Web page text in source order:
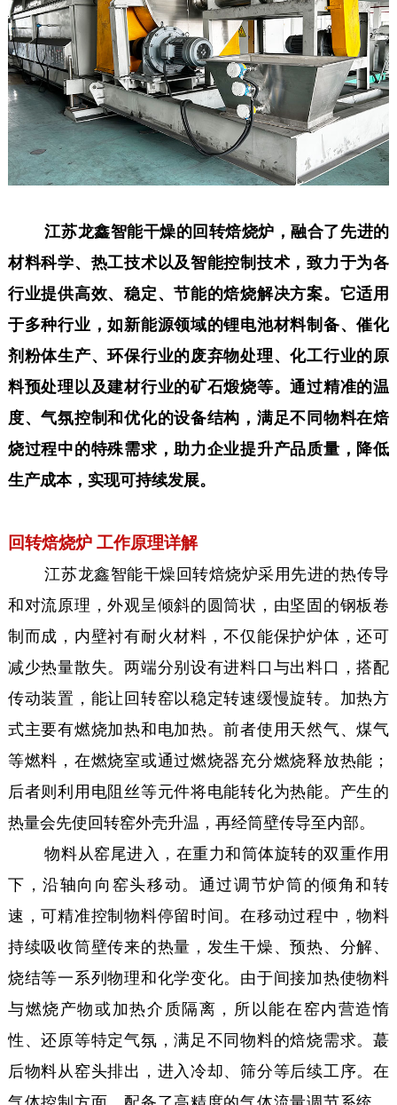
江苏龙鑫智能干燥的回转焙烧炉，融合了先进的
材料科学、热工技术以及智能控制技术，致力于为各
行业提供高效、稳定、节能的焙烧解决方案。它适用
于多种行业，如新能源领域的锂电池材料制备、催化
剂粉体生产、环保行业的废弃物处理、化工行业的原
料预处理以及建材行业的矿石煅烧等。通过精准的温
度、气氛控制和优化的设备结构，满足不同物料在焙
烧过程中的特殊需求，助力企业提升产品质量，降低
生产成本，实现可持续发展。
回转焙烧炉 工作原理详解
江苏龙鑫智能干燥回转焙烧炉采用先进的热传导
和对流原理，外观呈倾斜的圆筒状，由坚固的钢板卷
制而成，内壁衬有耐火材料，不仅能保护炉体，还可
减少热量散失。两端分别设有进料口与出料口，搭配
传动装置，能让回转窑以稳定转速缓慢旋转。加热方
式主要有燃烧加热和电加热。前者使用天然气、煤气
等燃料，在燃烧室或通过燃烧器充分燃烧释放热能；
后者则利用电阻丝等元件将电能转化为热能。产生的
热量会先使回转窑外壳升温，再经筒壁传导至内部。
物料从窑尾进入，在重力和筒体旋转的双重作用
下，沿轴向向窑头移动。通过调节炉筒的倾角和转
速，可精准控制物料停留时间。在移动过程中，物料
持续吸收筒壁传来的热量，发生干燥、预热、分解、
烧结等一系列物理和化学变化。由于间接加热使物料
与燃烧产物或加热介质隔离，所以能在窑内营造惰
性、还原等特定气氛，满足不同物料的焙烧需求。蕞
后物料从窑头排出，进入冷却、筛分等后续工序。在